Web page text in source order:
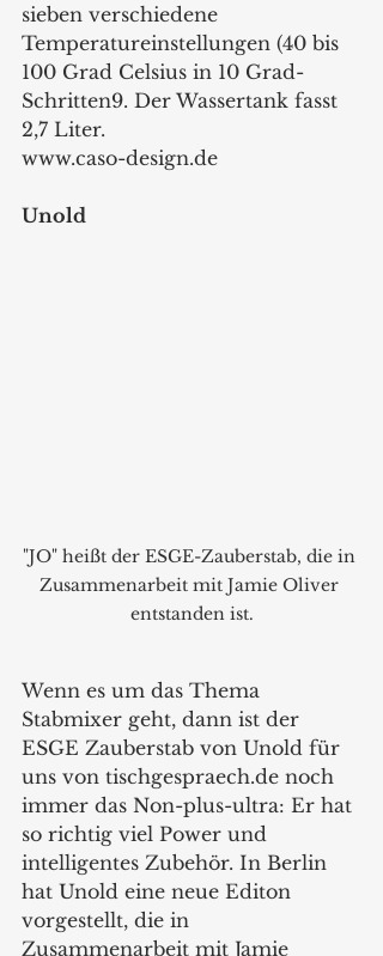
sieben verschiedene
Temperatureinstellungen (40 bis
100 Grad Celsius in 10 Grad-
Schritten9. Der Wassertank fasst
2,7 Liter.
www.caso-design.de
Unold
"JO" heißt der ESGE-Zauberstab, die in
Zusammenarbeit mit Jamie Oliver
entstanden ist.
Wenn es um das Thema
Stabmixer geht, dann ist der
ESGE Zauberstab von Unold für
uns von tischgespraech.de noch
immer das Non-plus-ultra: Er hat
so richtig viel Power und
intelligentes Zubehör. In Berlin
hat Unold eine neue Editon
vorgestellt, die in
Zusammenarbeit mit Jamie